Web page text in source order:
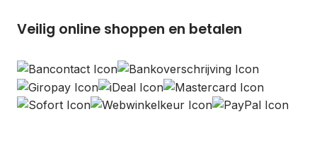
Veilig online shoppen en betalen